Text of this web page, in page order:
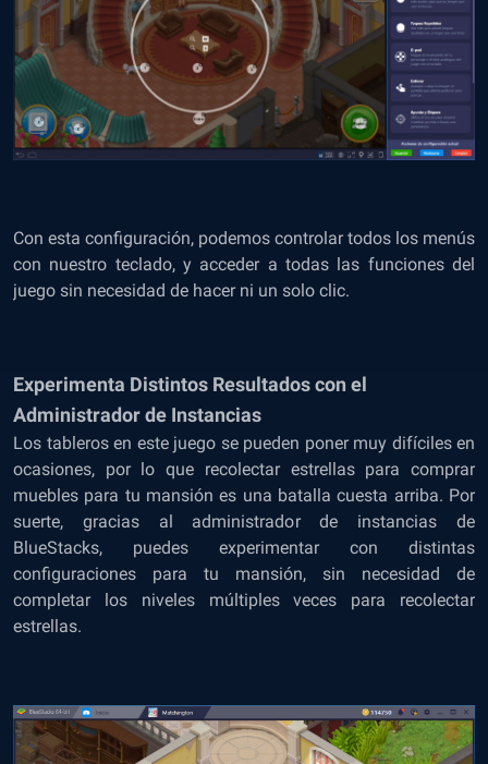
Con esta configuración, podemos controlar todos los menús
con nuestro teclado, y acceder a todas las funciones del
juego sin necesidad de hacer ni un solo clic.
Experimenta Distintos Resultados con el
Administrador de Instancias
Los tableros en este juego se pueden poner muy difíciles en
ocasiones, por lo que recolectar estrellas para comprar
muebles para tu mansión es una batalla cuesta arriba. Por
suerte, gracias al administrador de instancias de
BlueStacks, puedes experimentar con distintas
configuraciones para tu mansión, sin necesidad de
completar los niveles múltiples veces para recolectar
estrellas.